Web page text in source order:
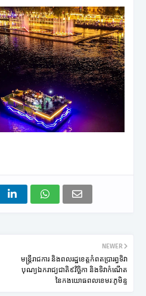
NEWER
មន្ត្រីរាជការ និងពលរដ្ឋខេត្តកំពតប្រារព្ធទិវា
បុណ្យឯករាជ្យជាតិ៩វិច្ឆិកា និងទិវាកំណើត
នៃកងយោធពលខេមរៈភូមិន្ទ